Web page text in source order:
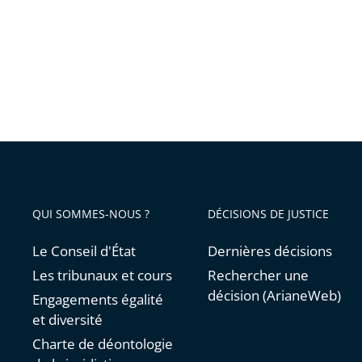
QUI SOMMES-NOUS ?
Le Conseil d'État
Les tribunaux et cours
Engagements égalité
et diversité
Charte de déontologie
DÉCISIONS DE JUSTICE
Dernières décisions
Rechercher une
décision (ArianeWeb)